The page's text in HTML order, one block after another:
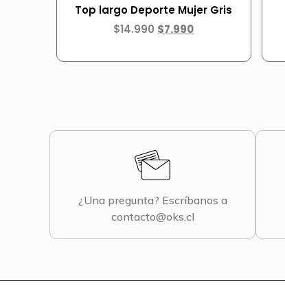
Top largo Deporte Mujer Gris
$14.990 $7.990
¿Una pregunta? Escríbanos a
contacto@oks.cl